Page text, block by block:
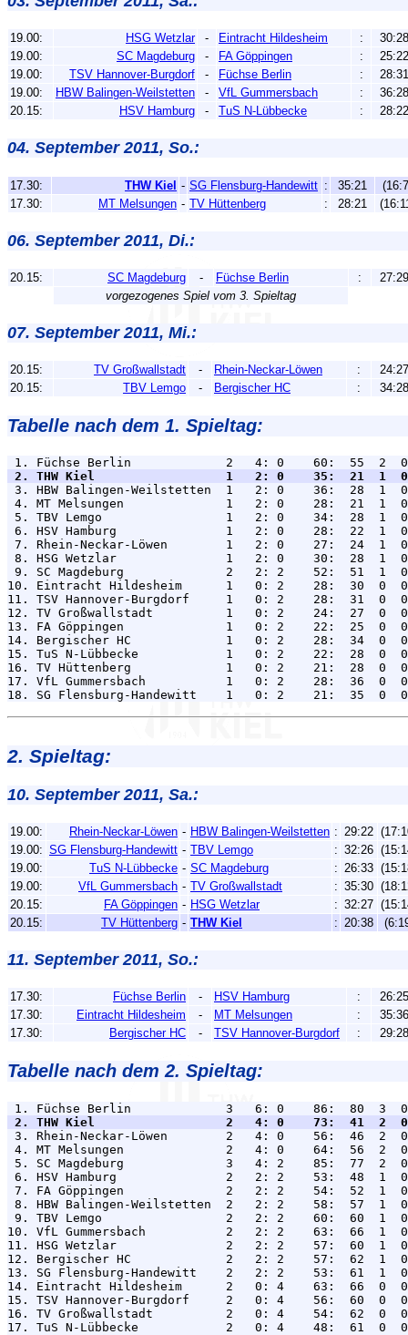
19.00: HSG Wetzlar - Eintracht Hildesheim :
30:28
19.00:
SC Magdeburg - FA Göppingen :
25:22
19.00:
TSV Hannover-Burgdorf - Füchse Berlin :
28:31
19.00:
HBW Balingen-Weilstetten - VfL Gummersbach :
36:28
20.15:
HSV Hamburg - TuS N-Lübbecke : 28:22
04. September 2011, So.:
17.30: THW Kiel - SG Flensburg-Handewitt : 35:21
17.30:
MT Melsungen - TV Hüttenberg : 28:21
06. September 2011, Di.:
20.15: SC Magdeburg - Füchse Berlin :
27:29
vorgezogenes Spiel vom 3. Spieltag
07. September 2011, Mi.:
20.15: TV Großwallstadt - Rhein-Neckar-Löwen :
24:27
20.15:
TBV Lemgo - Bergischer HC : 34:28
Tabelle nach dem 1. Spieltag:
2. THW Kiel                  1   2: 0    35:  21  1
3. HBW Balingen-Weilstetten  1   2: 0    36:  28  1
4. MT Melsungen              1   2: 0    28:  21  1
5. TBV Lemgo                 1   2: 0    34:  28  1
6. HSV Hamburg               1   2: 0    28:  22  1
7. Rhein-Neckar-Löwen        1   2: 0    27:  24  1
8. HSG Wetzlar               1   2: 0    30:  28  1
9. SC Magdeburg              2   2: 2    52:  51  1
10. Eintracht Hildesheim      1   0: 2    28:  30  0
11. TSV Hannover-Burgdorf     1   0: 2    28:  31  0
12. TV Großwallstadt          1   0: 2    24:  27  0
13. FA Göppingen              1   0: 2    22:  25  0
14. Bergischer HC             1   0: 2    28:  34  0
15. TuS N-Lübbecke            1   0: 2    22:  28  0
16. TV Hüttenberg             1   0: 2    21:  28  0
17. VfL Gummersbach           1   0: 2    28:  36  0
2. Spieltag:
10. September 2011, Sa.:
19.00: Rhein-Neckar-Löwen - HBW Balingen-Weilstetten : 29:22
19.00: SG Flensburg-Handewitt - TBV Lemgo : 32:26
19.00:
TuS N-Lübbecke - SC Magdeburg : 26:33
19.00:
VfL Gummersbach - TV Großwallstadt : 35:30
20.15:
FA Göppingen - HSG Wetzlar : 32:27
20.15:
TV Hüttenberg - THW Kiel : 20:38
11. September 2011, So.:
17.30: Füchse Berlin - HSV Hamburg :
26:25
17.30:
Eintracht Hildesheim - MT Melsungen :
35:36
17.30:
Bergischer HC - TSV Hannover-Burgdorf : 29:28
Tabelle nach dem 2. Spieltag:
2. THW Kiel                  2   4: 0    73:  41  2
3. Rhein-Neckar-Löwen        2   4: 0    56:  46  2
4. MT Melsungen              2   4: 0    64:  56  2
5. SC Magdeburg              3   4: 2    85:  77  2
6. HSV Hamburg               2   2: 2    53:  48  1
7. FA Göppingen              2   2: 2    54:  52  1
8. HBW Balingen-Weilstetten  2   2: 2    58:  57  1
9. TBV Lemgo                 2   2: 2    60:  60  1
10. VfL Gummersbach           2   2: 2    63:  66  1
11. HSG Wetzlar               2   2: 2    57:  60  1
12. Bergischer HC             2   2: 2    57:  62  1
13. SG Flensburg-Handewitt    2   2: 2    53:  61  1
14. Eintracht Hildesheim      2   0: 4    63:  66  0
15. TSV Hannover-Burgdorf     2   0: 4    56:  60  0
16. TV Großwallstadt          2   0: 4    54:  62  0
17. TuS N-Lübbecke            2   0: 4    48:  61  0